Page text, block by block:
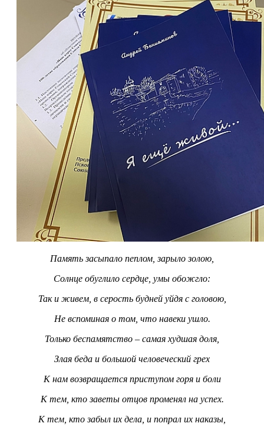
Память засыпало пеплом, зарыло золою,
Солнце обуглило сердце, умы обожгло:
Так и живем, в серость будней уйдя с головою,
Не вспоминая о том, что навеки ушло.
Только беспамятство – самая худшая доля,
Злая беда и большой человеческий грех
К нам возвращается приступом горя и боли
К тем, кто заветы отцов променял на успех.
К тем, кто забыл их дела, и попрал их наказы,